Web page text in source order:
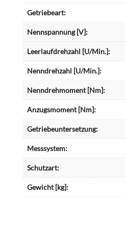
Getriebeart:
Nennspannung [V]:
Leerlaufdrehzahl [U/Min.]:
Nenndrehzahl [U/Min.]:
Nenndrehmoment [Nm]:
Anzugsmoment [Nm]:
Getriebeuntersetzung:
Messsystem:
Schutzart:
Gewicht [kg]: